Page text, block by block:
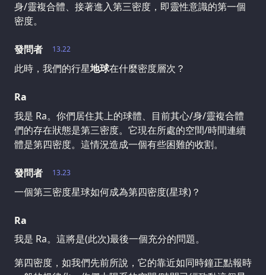
身/靈複合體、接著進入第三密度，即靈性意識的第一個
密度。
13.22
發問者
此時，我們的行星地球在什麼密度層次？
Ra
我是 Ra。你們居住其上的球體、目前其心/身/靈複合體
們的存在狀態是第三密度。它現在所處的空間/時間連續
體是第四密度。這情況造成一個有些困難的收割。
13.23
發問者
一個第三密度星球如何成為第四密度(星球)？
Ra
我是 Ra。這將是(此次)最後一個充分的問題。
第四密度，如我們先前所說，它的靠近如同時鐘正點報時